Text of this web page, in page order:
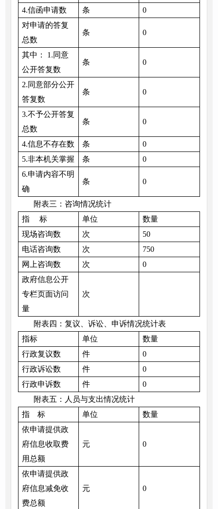
4.信函申请数
条
0
对申请的答复
总数
条 0
其中： 1.同意
公开答复数
条 0
2.同意部分公开
答复数
条 0
3.不予公开答复
总数
条 0
4.信息不存在数 条
0
5.非本机关掌握
条
0
6.申请内容不明
确
条 0
附表三：咨询情况统计
指 标
单位
数量
现场咨询数
次
50
电话咨询数
次
750
网上咨询数
次
0
政府信息公开
专栏页面访问
量
次
附表四：复议、诉讼、申诉情况统计表
指标
单位
数量
行政复议数
件
0
行政诉讼数
件
0
行政申诉数
件
0
附表五：人员与支出情况统计
指 标
单位
数量
依申请提供政
府信息收取费
用总额
元 0
依申请提供政
府信息减免收
费总额
元 0